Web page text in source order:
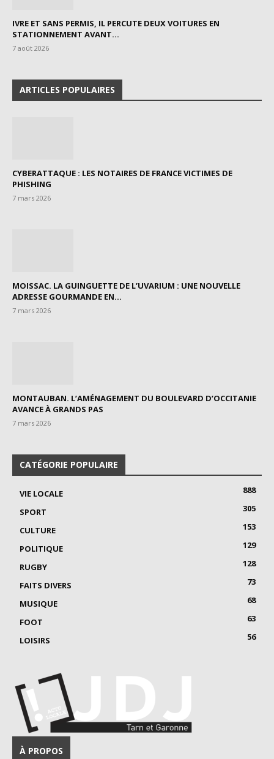
IVRE ET SANS PERMIS, IL PERCUTE DEUX VOITURES EN
STATIONNEMENT AVANT...
7 août 2026
ARTICLES POPULAIRES
CYBERATTAQUE : LES NOTAIRES DE FRANCE VICTIMES DE
PHISHING
7 mars 2026
MOISSAC. LA GUINGUETTE DE L’UVARIUM : UNE NOUVELLE
ADRESSE GOURMANDE EN...
7 mars 2026
MONTAUBAN. L’AMÉNAGEMENT DU BOULEVARD D’OCCITANIE
AVANCE À GRANDS PAS
7 mars 2026
CATÉGORIE POPULAIRE
VIE LOCALE
888
SPORT
305
CULTURE
153
POLITIQUE
129
RUGBY
128
FAITS DIVERS
73
MUSIQUE
68
FOOT
63
LOISIRS
56
À PROPOS